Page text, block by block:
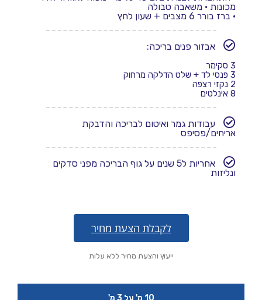
מכונות • משאבה טבולה
• ברז בורר 6 מצבים + שעון לחץ
אבזור פנים בריכה:
3 סקימר
3 פנסי לד + שלט הדלקה מרחוק
2 נקזי רצפה
8 אינלטים
עבודות גמר ואיטום לבריכה והדבקת
אריחים/פסיפס
אחריות ל5 שנים על גוף הבריכה מפני סדקים
ונליזות
לקבלת הצעת מחיר
ייעוץ והצעת מחיר ללא עלות